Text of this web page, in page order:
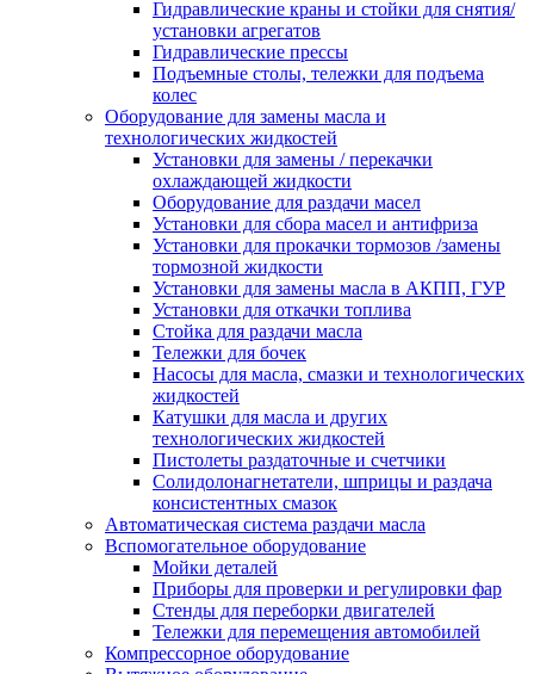
Гидравлические краны и стойки для снятия/
установки агрегатов
Гидравлические прессы
Подъемные столы, тележки для подъема
колес
Оборудование для замены масла и
технологических жидкостей
Установки для замены / перекачки
охлаждающей жидкости
Оборудование для раздачи масел
Установки для сбора масел и антифриза
Установки для прокачки тормозов /замены
тормозной жидкости
Установки для замены масла в АКПП, ГУР
Установки для откачки топлива
Стойка для раздачи масла
Тележки для бочек
Насосы для масла, смазки и технологических
жидкостей
Катушки для масла и других
технологических жидкостей
Пистолеты раздаточные и счетчики
Солидолонагнетатели, шприцы и раздача
консистентных смазок
Автоматическая система раздачи масла
Вспомогательное оборудование
Мойки деталей
Приборы для проверки и регулировки фар
Стенды для переборки двигателей
Тележки для перемещения автомобилей
Компрессорное оборудование